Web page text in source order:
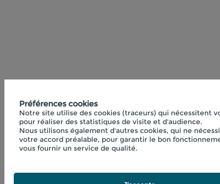
Préférences cookies
Notre site utilise des cookies (traceurs) qui nécessitent
pour réaliser des statistiques de visite et d'audience.
Nous utilisons également d'autres cookies, qui ne
votre accord préalable, pour garantir le bon
vous fournir un service de qualité.